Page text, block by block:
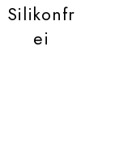
Silikonfr
ei